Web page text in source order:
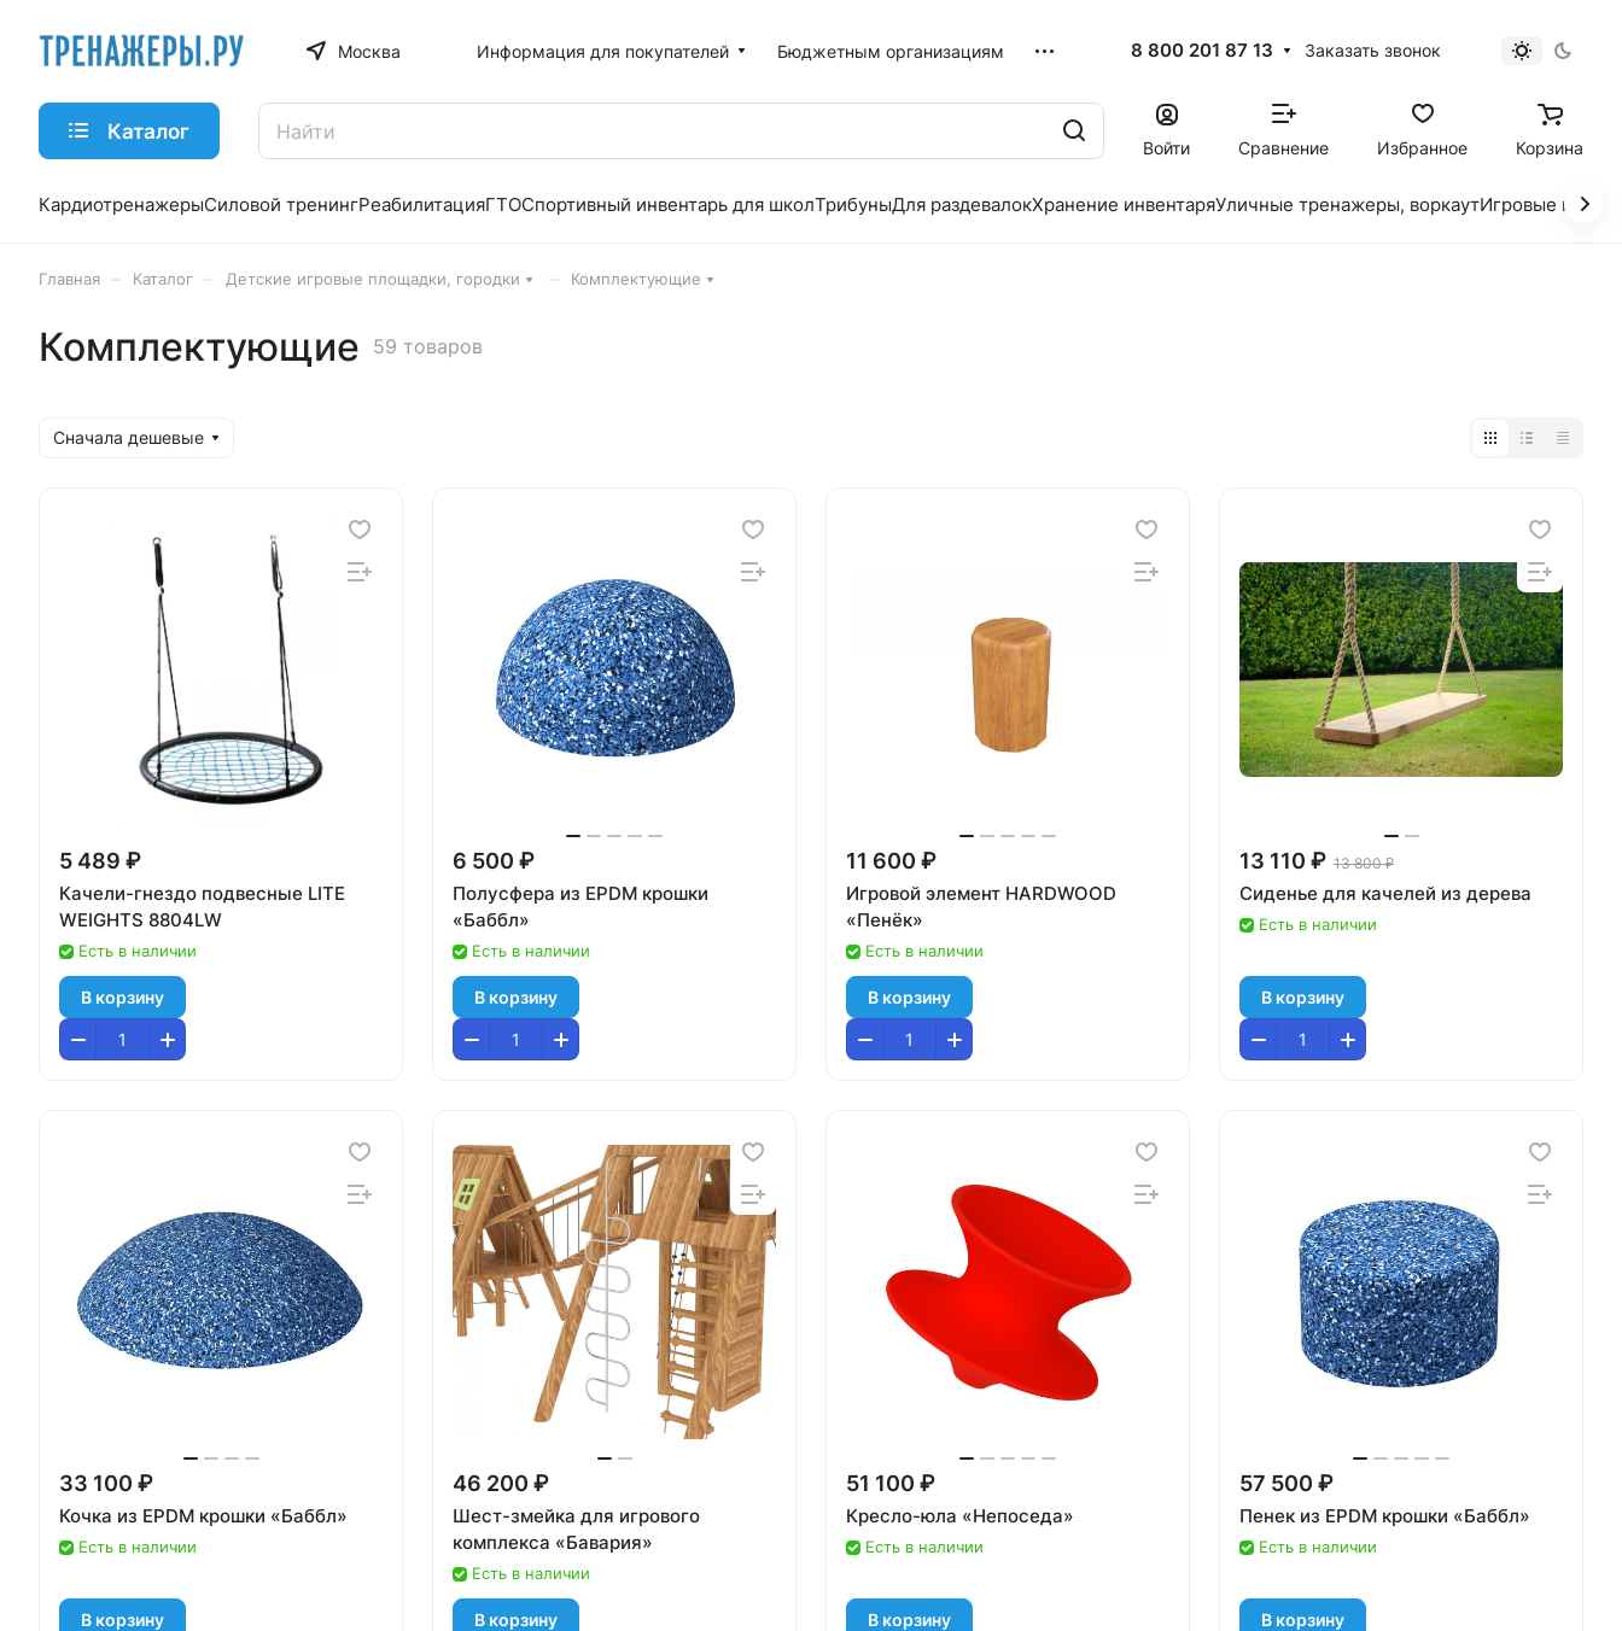
Москва Информация для покупателей Бюджетным организациям 8 800 201 87 13 Заказать звонок
Каталог
Войти Сравнение Избранное Корзина
КардиотренажерыСиловой тренингРеабилитацияГТОСпортивный инвентарь для школТрибуныДля раздевалокХранение инвентаряУличные тренажеры, воркаутИгровые
Главная Каталог Детские игровые площадки, городки Комплектующие
Комплектующие 59 товаров
Сначала дешевые
5 489 ₽
Качели-гнездо подвесные LITE
WEIGHTS 8804LW
Есть в наличии
В корзину
6 500 ₽
Полусфера из EPDM крошки
«Баббл»
Есть в наличии
В корзину
11 600 ₽
Игровой элемент HARDWOOD
«Пенёк»
Есть в наличии
В корзину
13 110 ₽ 13 800 ₽
Сиденье для качелей из дерева
Есть в наличии
В корзину
33 100 ₽
Кочка из EPDM крошки «Баббл»
Есть в наличии
В корзину
46 200 ₽
Шест-змейка для игрового
комплекса «Бавария»
Есть в наличии
В корзину
51 100 ₽
Кресло-юла «Непоседа»
Есть в наличии
В корзину
57 500 ₽
Пенек из EPDM крошки «Баббл»
Есть в наличии
В корзину